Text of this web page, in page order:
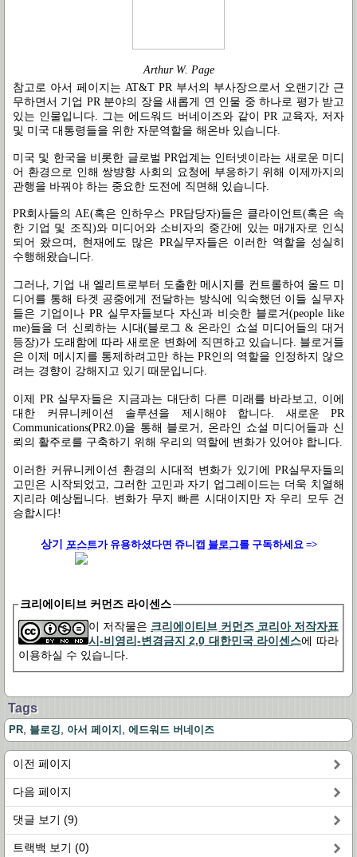
Arthur W. Page
참고로 아서 페이지는 AT&T PR 부서의 부사장으로서 오랜기간 근
무하면서 기업 PR 분야의 장을 새롭게 연 인물 중 하나로 평가 받고
있는 인물입니다. 그는 에드워드 버네이즈와 같이 PR 교육자, 저자
및 미국 대통령들을 위한 자문역할을 해온바 있습니다.
미국 및 한국을 비롯한 글로벌 PR업계는 인터넷이라는 새로운 미디
어 환경으로 인해 쌍뱡향 사회의 요청에 부응하기 위해 이제까지의
관행을 바꿔야 하는 중요한 도전에 직면해 있습니다.
PR회사들의 AE(혹은 인하우스 PR담당자)들은 클라이언트(혹은 속
한 기업 및 조직)와 미디어와 소비자의 중간에 있는 매개자로 인식
되어 왔으며, 현재에도 많은 PR실무자들은 이러한 역할을 성실히
수행해왔습니다.
그러나, 기업 내 엘리트로부터 도출한 메시지를 컨트롤하여 올드 미
디어를 통해 타겟 공중에게 전달하는 방식에 익숙했던 이들 실무자
들은 기업이나 PR 실무자들보다 자신과 비슷한 블로거(people like
me)들을 더 신뢰하는 시대(블로그 & 온라인 쇼설 미디어들의 대거
등장)가 도래함에 따라 새로운 변화에 직면하고 있습니다. 블로거들
은 이제 메시지를 통제하려고만 하는 PR인의 역할을 인정하지 않으
려는 경향이 강해지고 있기 때문입니다.
이제 PR 실무자들은 지금과는 대단히 다른 미래를 바라보고, 이에
대한 커뮤니케이션 솔루션을 제시해야 합니다. 새로운 PR
Communications(PR2.0)을 통해 블로거, 온라인 쇼설 미디어들과 신
뢰의 활주로를 구축하기 위해 우리의 역할에 변화가 있어야 합니다.
이러한 커뮤니케이션 환경의 시대적 변화가 있기에 PR실무자들의
고민은 시작되었고, 그러한 고민과 자기 업그레이드는 더욱 치열해
지리라 예상됩니다. 변화가 무지 빠른 시대이지만 자 우리 모두 건
승합시다!
상기 포스트가유용하셨다면 쥬니캡 블로그를 구독하세요 =>
크리에이티브 커먼즈 라이센스
이 저작물은 크리에이티브 커먼즈 코리아 저작자표
시-비영리-변경금지 2.0 대한민국 라이센스에 따라
이용하실 수 있습니다.
Tags
PR 블로깅 아서 페이지 에드워드 버네이즈
이전 페이지
다음 페이지
댓글 보기 (9)
트랙백 보기 (0)